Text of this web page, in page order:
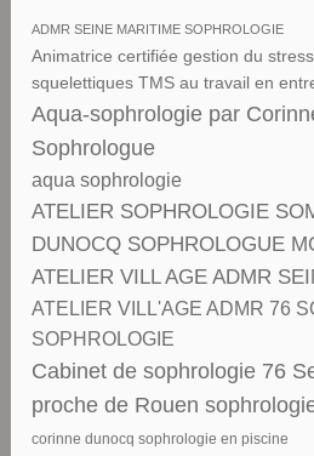
ADMR SEINE MARITIME SOPHROLOGIE
Animatrice certifiée gestion du
squelettiques TMS au travail en
Aqua-sophrologie par
Sophrologue
aqua sophrologie
ATELIER SOPHROLOGIE
DUNOCQ SOPHROLOGUE
ATELIER VILL AGE ADMR
ATELIER VILL'AGE ADMR 76
SOPHROLOGIE
Cabinet de sophrologie 76
proche de Rouen
corinne dunocq sophrologie en piscine